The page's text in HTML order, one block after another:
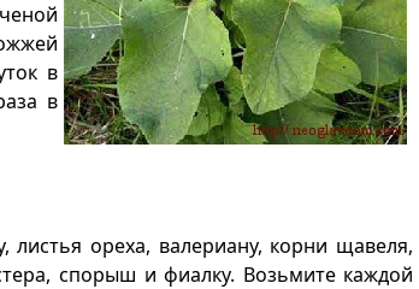
в
в
листья ореха, валериану, корни щавеля,
спорыш и фиалку. Возьмите каждой